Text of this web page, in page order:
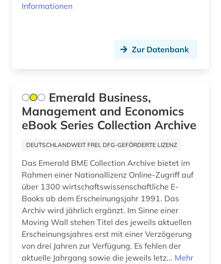
Informationen
Zur Datenbank
Emerald Business,
Management and Economics
eBook Series Collection Archive
DEUTSCHLANDWEIT FREI, DFG-GEFÖRDERTE LIZENZ
Das Emerald BME Collection Archive bietet im
Rahmen einer Nationallizenz Online-Zugriff auf
über 1300 wirtschaftswissenschaftliche E-
Books ab dem Erscheinungsjahr 1991. Das
Archiv wird jährlich ergänzt. Im Sinne einer
Moving Wall stehen Titel des jeweils aktuellen
Erscheinungsjahres erst mit einer Verzögerung
von drei Jahren zur Verfügung. Es fehlen der
aktuelle Jahrgang sowie die jeweils letz... Mehr